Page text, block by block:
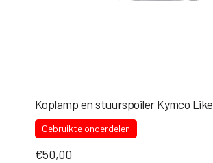
Koplamp en stuurspoiler Kymco Like
Gebruikte onderdelen
€50,00